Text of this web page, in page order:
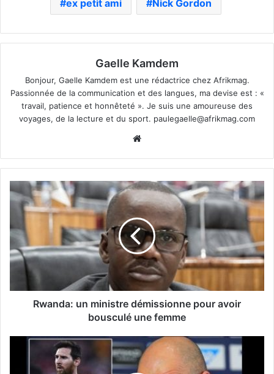
ex petit ami Nick Gordon
Gaelle Kamdem
Bonjour, Gaelle Kamdem est une rédactrice chez Afrikmag.
Passionnée de la communication et des langues, ma devise est : «
travail, patience et honnêteté ». Je suis une amoureuse des
voyages, de la lecture et du sport. paulegaelle@afrikmag.com
Rwanda: un ministre démissionne pour avoir
bousculé une femme